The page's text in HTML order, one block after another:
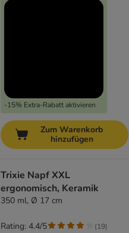
-15% Extra-Rabatt aktivieren
Zum Warenkorb
hinzufügen
Trixie Napf XXL
ergonomisch, Keramik
350 ml, Ø 17 cm
Rating: 4.4/5 (19)